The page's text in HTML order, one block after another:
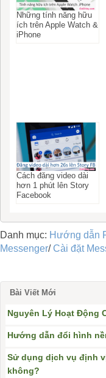
Những tính năng hữu
ích trên Apple Watch &
iPhone
Cách đăng video dài
hơn 1 phút lên Story
Facebook
Danh mục: Hướng dẫn
Messenger/Cài đặt
Bài Viết Mới
Nguyên Lý Hoạt Động
Hướng dẫn đổi hình
Sử dụng dịch vụ định
không?